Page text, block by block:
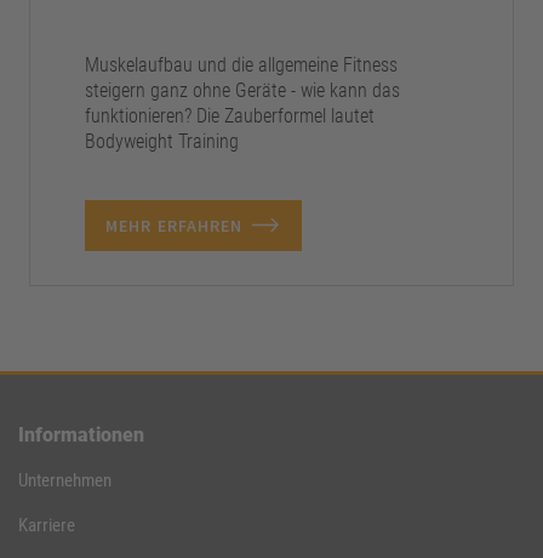
Muskelaufbau und die allgemeine Fitness
steigern ganz ohne Geräte - wie kann das
funktionieren? Die Zauberformel lautet
Bodyweight Training
MEHR ERFAHREN
Informationen
Unternehmen
Karriere